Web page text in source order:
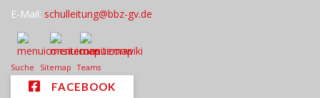
E-Mail: schulleitung@bbz-gv.de
Suche Sitemap Teams
FACEBOOK